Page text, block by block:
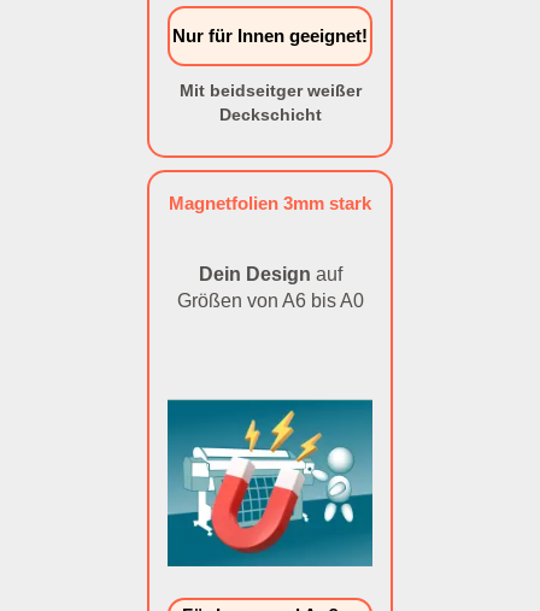
Nur für Innen geeignet!
Mit beidseitger weißer
Deckschicht
Magnetfolien 3mm stark
Dein Design auf
Größen von A6 bis A0